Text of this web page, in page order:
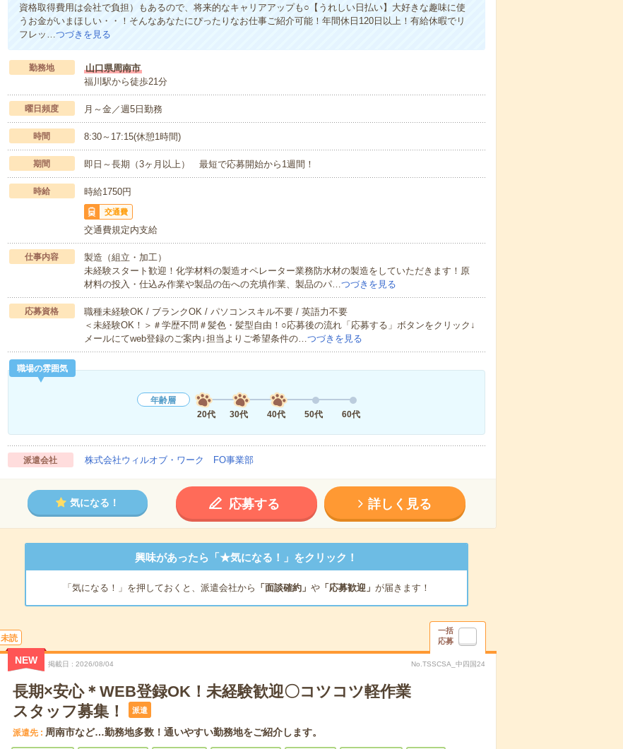
資格取得費用は会社で負担）もあるので、将来的なキャリアアップも○【うれしい日払い】大好きな趣味に使
うお金がいまほしい・・！そんなあなたにぴったりなお仕事ご紹介可能！年間休日120日以上！有給休暇でリ
フレッ…つづきを見る
勤務地
山口県周南市
福川駅から徒歩21分
曜日頻度 月～金／週5日勤務
時間 8:30～17:15(休憩1時間)
期間 即日～長期（3ヶ月以上） 最短で応募開始から1週間！
時給 時給1750円
交通費
交通費規定内支給
仕事内容
製造（組立・加工）
未経験スタート歓迎！化学材料の製造オペレーター業務防水材の製造をしていただきます！原
材料の投入・仕込み作業や製品の缶への充填作業、製品のパ…つづきを見る
応募資格
職種未経験OK / ブランクOK / パソコンスキル不要 / 英語力不要
＜未経験OK！＞＃学歴不問＃髪色・髪型自由！○応募後の流れ「応募する」ボタンをクリック↓
メールにてweb登録のご案内↓担当よりご希望条件の…つづきを見る
職場の雰囲気
年齢層
20代
30代 40代 50代 60代
派遣会社 株式会社ウィルオブ・ワーク FO事業部
気になる！ 応募する 詳しく見る
興味があったら「★気になる！」をクリック！
「気になる！」を押しておくと、派遣会社から 「面談確約」 や「応募歓迎」 が届きます！
未読
一括
応募
NEW 掲載日 2026/08/04 No.TSSCSA_中四国24
長期×安心＊WEB登録OK！未経験歓迎〇コツコツ軽作業
スタッフ募集！
派遣
派遣先 周南市など…勤務地多数！通いやすい勤務地をご紹介します。